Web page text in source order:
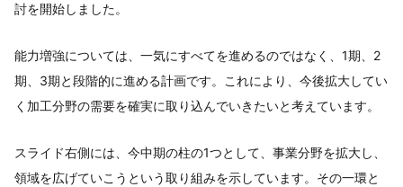
討を開始しました。
能力増強については、一気にすべてを進めるのではなく、1期、2
期、3期と段階的に進める計画です。これにより、今後拡大してい
く加工分野の需要を確実に取り込んでいきたいと考えています。
スライド右側には、今中期の柱の1つとして、事業分野を拡大し、
領域を広げていこうという取り組みを示しています。その一環と